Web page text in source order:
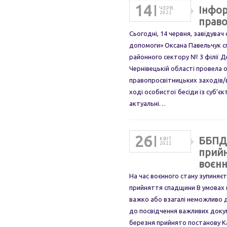
14
ЧЕРВ.
2022
Сьогодні, 14 червня,
допомоги» Оксана Павельчук
районного сектору № 3 філії
Чернівецькій області провела
правопросвітницьких
ході особистої бесіди із
актуальні…
26
КВІТ.
2022
ББПД
На час воєнного стану
прийняття спадщини В умовах
важко або взагалі неможливо
до посвідчення важливих
березня прийнято постанову